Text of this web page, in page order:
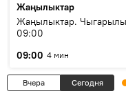
Жаңылыктар
Жаңылыктар.
09:00
09:00 4 мин
Вчера Сегодня